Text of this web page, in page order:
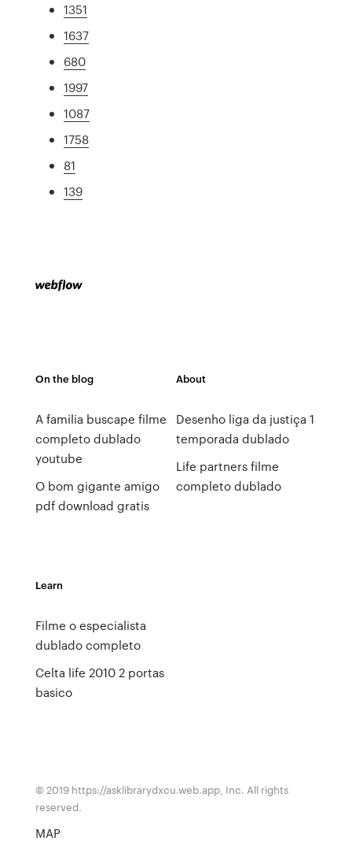
1351
1637
680
1997
1087
1758
81
139
On the blog
A familia buscape filme
completo dublado
youtube
O bom gigante amigo
pdf download gratis
About
Desenho liga da justiça 1
temporada dublado
Life partners filme
completo dublado
Learn
Filme o especialista
dublado completo
Celta life 2010 2 portas
basico
© 2019 https://asklibrarydxcu.web.app, Inc. All rights
reserved.
MAP